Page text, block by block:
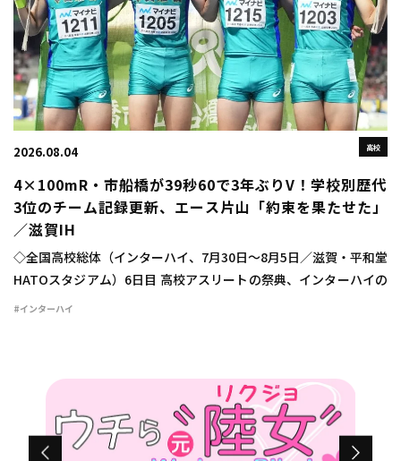
高校
2026.08.04
4×100mR・市船橋が39秒60で3年ぶりV！学校別歴代
3位のチーム記録更新、エース片山「約束を果たせた」
／滋賀IH
◇全国高校総体（インターハイ、7月30日～8月5日／滋賀・平和堂
HATOスタジアム）6日目 高校アスリートの祭典、インターハイの
6日目が行われ、男子4×100mリレーは市船橋（千葉）が高校歴代
#インターハイ